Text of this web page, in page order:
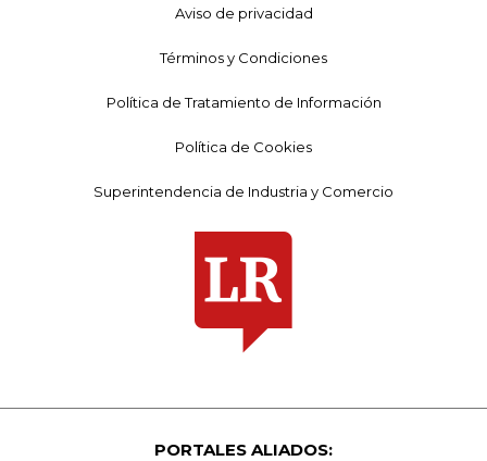
Aviso de privacidad
Términos y Condiciones
Política de Tratamiento de Información
Política de Cookies
Superintendencia de Industria y Comercio
PORTALES ALIADOS: